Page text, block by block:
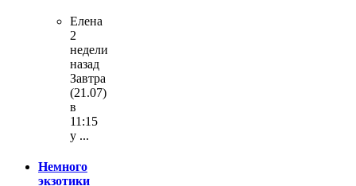
Елена
2
недели
назад
Завтра
(21.07)
в
11:15
у ...
Немного
экзотики